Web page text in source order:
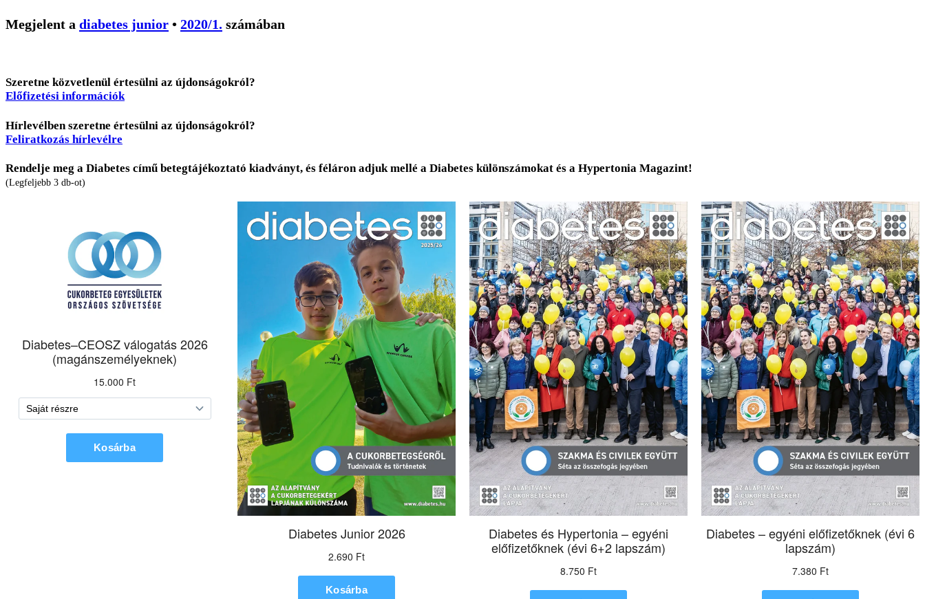
Megjelent a diabetes junior • 2020/1. számában
Szeretne közvetlenül értesülni az újdonságokról?
Előfizetési információk
Hírlevélben szeretne értesülni az újdonságokról?
Feliratkozás hírlevélre
Rendelje meg a Diabetes című betegtájékoztató kiadványt, és féláron adjuk mellé a Diabetes különszámokat és a Hypertonia Magazint!
(Legfeljebb 3 db-ot)